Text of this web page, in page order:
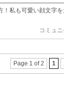
！私も可愛い顔文字
コミュ
Page 1 of 2 1